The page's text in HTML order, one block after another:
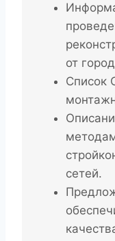
от
Список
сетей.